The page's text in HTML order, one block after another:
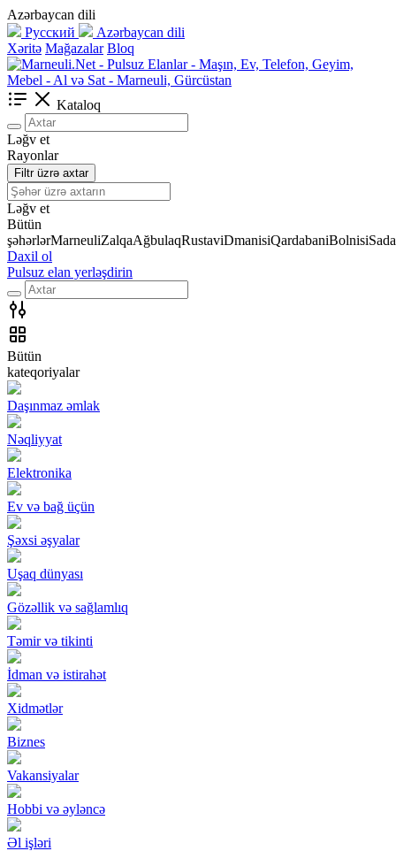
Azərbaycan dili
Русский
Azərbaycan dili
Xəritə Mağazalar Bloq
Kataloq
Ləğv et
Rayonlar
Filtr üzrə axtar
Ləğv et
Bütün
şəhərlərMarneuliZalqaAğbulaqRustaviDmanisiQardabaniBolnisi
Daxil ol
Pulsuz elan yerləşdirin
Bütün
kateqoriyalar
Daşınmaz əmlak
Nəqliyyat
Elektronika
Ev və bağ üçün
Şəxsi əşyalar
Uşaq dünyası
Gözəllik və sağlamlıq
Təmir və tikinti
İdman və istirahət
Xidmətlər
Biznes
Vakansiyalar
Hobbi və əyləncə
Əl işləri